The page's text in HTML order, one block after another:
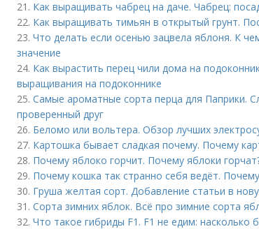
21. Как выращивать чабрец на даче. Чабрец:
22. Как выращивать тимьян в открытый грунт.
23. Что делать если осенью зацвела яблоня. К
значение
24. Как вырастить перец чили дома на
выращивания на подоконнике
25. Самые ароматные сорта перца для Паприки.
проверенный друг
26. Беломо или вольтера. Обзор лучших
27. Картошка бывает сладкая почему. Почему
28. Почему яблоко горчит. Почему яблоки
29. Почему кошка так странно себя ведёт.
30. Груша желтая сорт. Добавление статьи в
31. Сорта зимних яблок. Всё про зимние сорта
32. Что такое гибриды F1. F1 не едим: